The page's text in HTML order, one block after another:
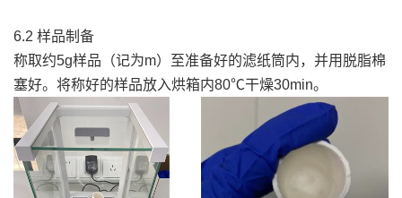
6.2 样品制备
称取约5g样品（记为m）至准备好的滤纸筒内，并用脱脂棉
塞好。将称好的样品放入烘箱内80℃干燥30min。